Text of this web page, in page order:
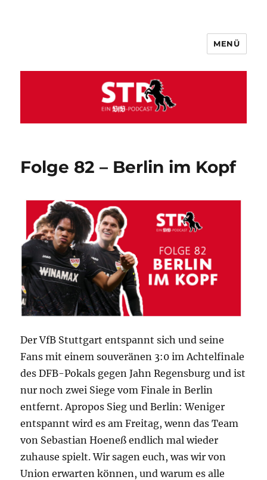
MENÜ
Folge 82 – Berlin im Kopf
Der VfB Stuttgart entspannt sich und seine
Fans mit einem souveränen 3:0 im Achtelfinale
des DFB-Pokals gegen Jahn Regensburg und ist
nur noch zwei Siege vom Finale in Berlin
entfernt. Apropos Sieg und Berlin: Weniger
entspannt wird es am Freitag, wenn das Team
von Sebastian Hoeneß endlich mal wieder
zuhause spielt. Wir sagen euch, was wir von
Union erwarten können, und warum es alle